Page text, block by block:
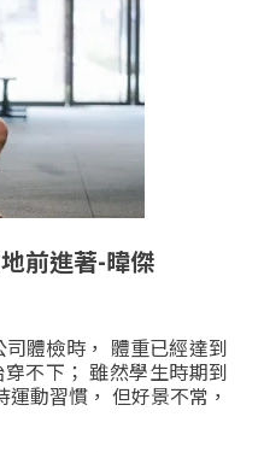
前進著-暐傑
體檢時， 體重已經達到
不下； 雖然學生時期到
動習慣， 但好景不常，